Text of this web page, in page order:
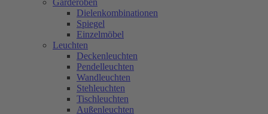
Dielenkombinationen
Spiegel
Einzelmöbel
Leuchten
Deckenleuchten
Pendelleuchten
Wandleuchten
Stehleuchten
Tischleuchten
Außenleuchten